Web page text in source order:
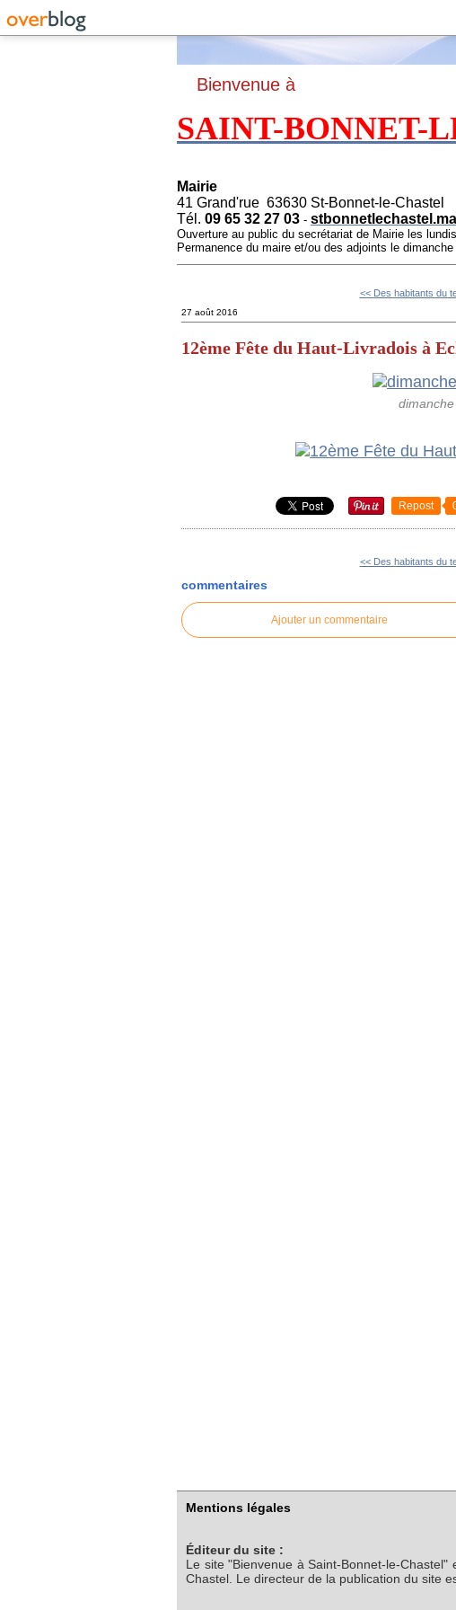
Bienvenue à
SAINT-BONNET-
Mairie
41 Grand'rue 63630 St-Bonnet-le-Chastel
Tél. 09 65 32 27 03 -
Ouverture au public du secrétariat de Mairie les
Permanence du maire et/ou des adjoints le dimanche
<< Des habitants du
27 août 2016
12ème Fête du Haut-Livradois à
Repost
<< Des habitants du
commentaires
Ajouter un commentaire
Mentions légales
Éditeur du site :
Le site "Bienvenue à Saint-Bonnet-le-
Chastel. Le directeur de la publication du site